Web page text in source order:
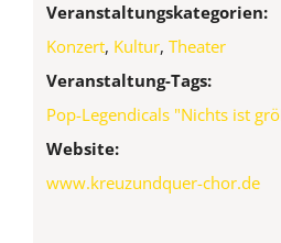
Veranstaltungskategorien:
Konzert, Kultur, Theater
Veranstaltung-Tags:
Pop-Legendicals "Nichts ist
Website:
www.kreuzundquer-chor.de